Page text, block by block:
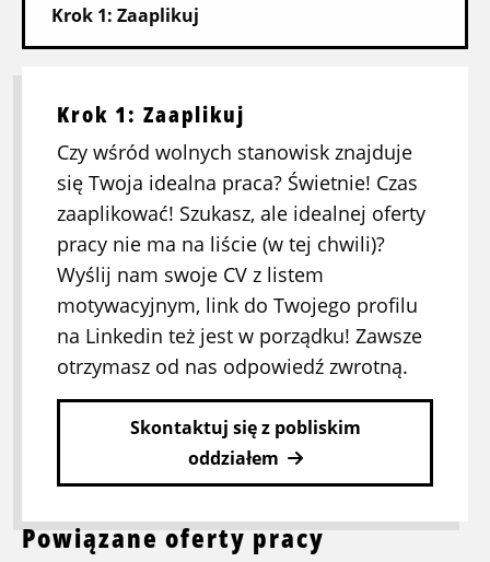
Krok 1: Zaaplikuj
Czy wśród wolnych stanowisk znajduje
się Twoja idealna praca? Świetnie! Czas
zaaplikować! Szukasz, ale idealnej oferty
pracy nie ma na liście (w tej chwili)?
Wyślij nam swoje CV z listem
motywacyjnym, link do Twojego profilu
na Linkedin też jest w porządku! Zawsze
otrzymasz od nas odpowiedź zwrotną.
Skontaktuj się z pobliskim
oddziałem
Powiązane oferty pracy